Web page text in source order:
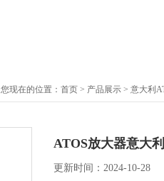
您现在的位置： 首页 > 产品展示 > 意大利
ATOS放大器意大
更新时间：2024-10-28